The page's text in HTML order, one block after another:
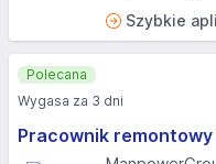
Szybkie
Pracownik remontowy
Polecana
Wygasa za 3 dni